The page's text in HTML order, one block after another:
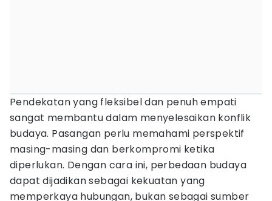
Pendekatan yang fleksibel dan penuh empati
sangat membantu dalam menyelesaikan konflik
budaya. Pasangan perlu memahami perspektif
masing-masing dan berkompromi ketika
diperlukan. Dengan cara ini, perbedaan budaya
dapat dijadikan sebagai kekuatan yang
memperkaya hubungan, bukan sebagai sumber